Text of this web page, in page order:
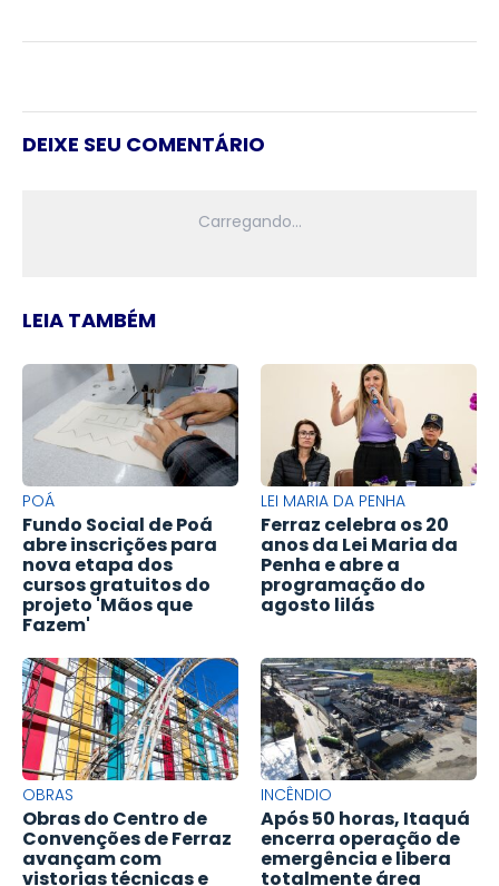
DEIXE SEU COMENTÁRIO
LEIA TAMBÉM
POÁ
Fundo Social de Poá
abre inscrições para
nova etapa dos
cursos gratuitos do
projeto 'Mãos que
Fazem'
LEI MARIA DA PENHA
Ferraz celebra os 20
anos da Lei Maria da
Penha e abre a
programação do
agosto lilás
OBRAS
Obras do Centro de
Convenções de Ferraz
avançam com
vistorias técnicas e
INCÊNDIO
Após 50 horas, Itaquá
encerra operação de
emergência e libera
totalmente área